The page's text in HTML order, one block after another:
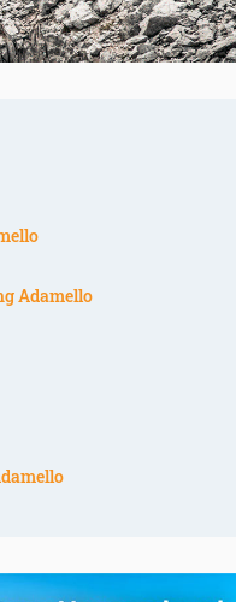
Adamello